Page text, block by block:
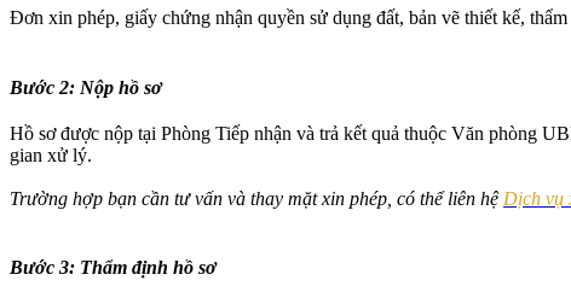
Đơn xin phép, giấy chứng nhận quyền sử dụng đất, bản vẽ thiết kế,
Bước 2: Nộp hồ sơ
Hồ sơ được nộp tại Phòng Tiếp nhận và trả kết quả thuộc Văn phòng
gian xử lý.
Trường hợp bạn cần tư vấn và thay mặt xin phép, có thể liên hệ Dịch vụ
Bước 3: Thẩm định hồ sơ